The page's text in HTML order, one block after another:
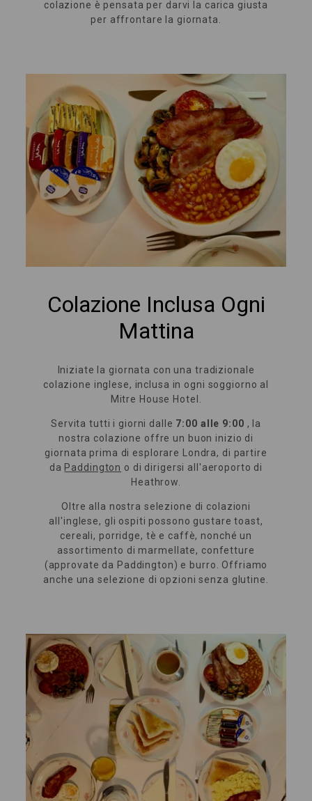
colazione è pensata per darvi la carica giusta
per affrontare la giornata.
Colazione Inclusa Ogni
Mattina
Iniziate la giornata con una tradizionale
colazione inglese, inclusa in ogni soggiorno al
Mitre House Hotel.
Servita tutti i giorni dalle 7:00 alle 9:00 , la
nostra colazione offre un buon inizio di
giornata prima di esplorare Londra, di partire
da Paddington o di dirigersi all'aeroporto di
Heathrow.
Oltre alla nostra selezione di colazioni
all'inglese, gli ospiti possono gustare toast,
cereali, porridge, tè e caffè, nonché un
assortimento di marmellate, confetture
(approvate da Paddington) e burro. Offriamo
anche una selezione di opzioni senza glutine.